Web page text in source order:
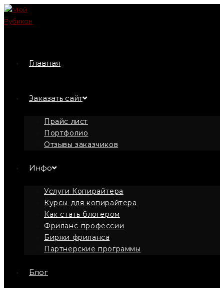
Перейти
к
Главная
Заказать сайт
Прайс лист
Портфолио
Отзывы заказчиков
Инфо
Услуги Копирайтера
Курсы для копирайтера
Как стать блогером
Фриланс-профессии
Биржи фриланса
Партнерские программы
Блог